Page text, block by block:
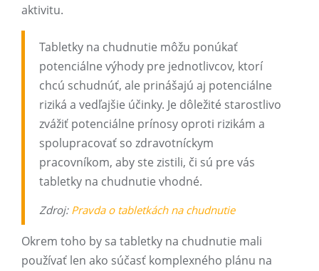
aktivitu.
Tabletky na chudnutie môžu ponúkať
potenciálne výhody pre jednotlivcov, ktorí
chcú schudnúť, ale prinášajú aj potenciálne
riziká a vedľajšie účinky. Je dôležité starostlivo
zvážiť potenciálne prínosy oproti rizikám a
spolupracovať so zdravotníckym
pracovníkom, aby ste zistili, či sú pre vás
tabletky na chudnutie vhodné.
Zdroj: Pravda o tabletkách na chudnutie
Okrem toho by sa tabletky na chudnutie mali
používať len ako súčasť komplexného plánu na